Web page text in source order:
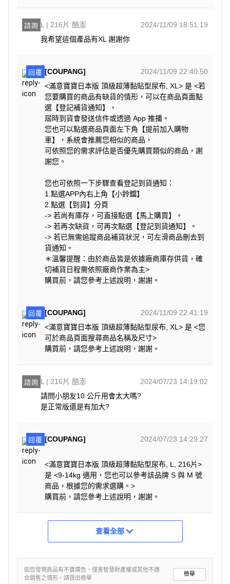
諮詢 L | 216片 酷澎
2024/11/09 18:51:19
我希望這個產品有XL 謝謝你
回覆 [COUPANG]
2024/11/09 22:40:50
<滿意寶寶日本版 頂級超薄黏貼型尿布, XL> 是 <若
您要購買的商品有缺貨的情形，可以在商品頁面點
選【登記補貨通知】，
屆時到貨會發送信件或透過 App 推播。
您也可以點選商品頁面左下角【提前加入購物
車】，系統會推薦您相似的商品，
可依照您的需求評估是否優先購買類似的商品，謝
謝您。
您也可依照一下步驟查看登記到貨通知：
1.點選APP內右上角【小鈴鐺】
2.點選【到貨】分頁
-> 若尚有庫存，可直接點選【馬上購買】。
-> 若再次缺貨，可再次點選【登記到貨通知】。
-> 若已無需追蹤商品補貨狀況，可左滑商品刪去到
貨通知。
＊溫馨提醒：由於商品皆是依據廠商庫存供貨，確
切補貨日程需依照廠商作業為主>
購買前，請您參考上述說明，謝謝。
回覆 [COUPANG]
2024/11/09 22:41:19
<滿意寶寶日本版 頂級超薄黏貼型尿布, XL> 是 <您
可於商品頁面搜尋商品名稱及尺寸>
購買前，請您參考上述說明，謝謝。
諮詢 L | 216片 酷澎
2024/07/23 14:19:02
請問小朋友10 公斤用會太大嗎?
是正常版還是有加大?
回覆 [COUPANG] 2024/07/23 14:29:27
<滿意寶寶日本版 頂級超薄黏貼型尿布, L, 216片>
是 <9-14kg 適用，您也可以參考該品牌 S 與 M 號
商品，根據您的需求選購。>
購買前，請您參考上述說明，謝謝。
查看全部
如您發現商品有不實廣告、侵害智慧財產權或其他不適
合銷售之情形，請提出檢舉
檢舉